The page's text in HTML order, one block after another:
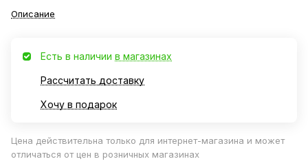
Описание
Есть в наличии в магазинах
Рассчитать доставку
Хочу в подарок
Цена действительна только для интернет-магазина и может
отличаться от цен в розничных магазинах